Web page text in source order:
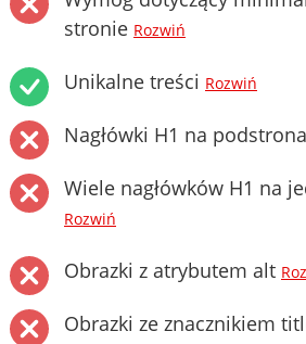
stronie Rozwiń
Unikalne treści Rozwiń
Nagłówki H1 na
Wiele nagłówków H1 na
Rozwiń
Obrazki z atrybutem alt
Obrazki ze znacznikiem